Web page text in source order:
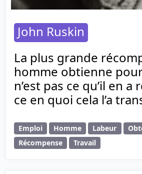
John Ruskin
La plus grande
homme obtienne
n’est pas ce qu’il en a
ce en quoi cela l’a
Emploi Homme Labeur
Récompense
Travail